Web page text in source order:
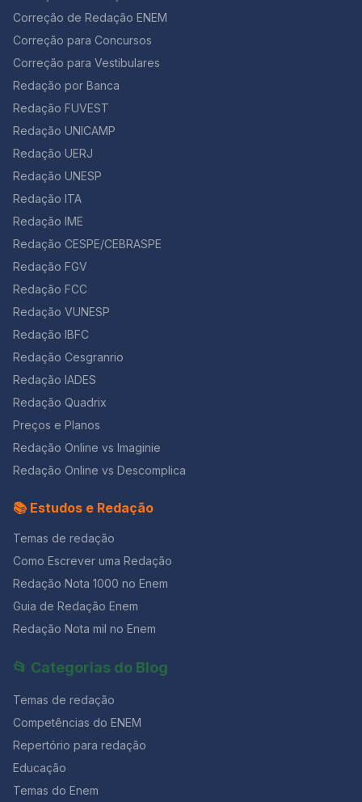
Correção de Redação ENEM
Correção para Concursos
Correção para Vestibulares
Redação por Banca
Redação FUVEST
Redação UNICAMP
Redação UERJ
Redação UNESP
Redação ITA
Redação IME
Redação CESPE/CEBRASPE
Redação FGV
Redação FCC
Redação VUNESP
Redação IBFC
Redação Cesgranrio
Redação IADES
Redação Quadrix
Preços e Planos
Redação Online vs Imaginie
Redação Online vs Descomplica
📚 Estudos e Redação
Temas de redação
Como Escrever uma Redação
Redação Nota 1000 no Enem
Guia de Redação Enem
Redação Nota mil no Enem
📂 Categorias do Blog
Temas de redação
Competências do ENEM
Repertório para redação
Educação
Temas do Enem